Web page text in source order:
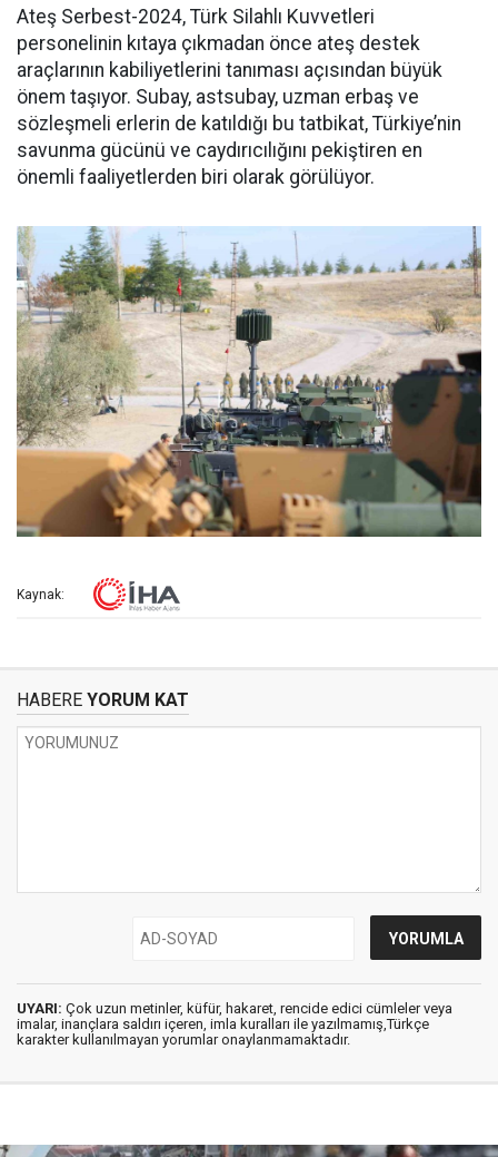
Ateş Serbest-2024, Türk Silahlı Kuvvetleri
personelinin kıtaya çıkmadan önce ateş destek
araçlarının kabiliyetlerini tanıması açısından büyük
önem taşıyor. Subay, astsubay, uzman erbaş ve
sözleşmeli erlerin de katıldığı bu tatbikat, Türkiye’nin
savunma gücünü ve caydırıcılığını pekiştiren en
önemli faaliyetlerden biri olarak görülüyor.
Kaynak:
HABERE YORUM KAT
UYARI: Çok uzun metinler, küfür, hakaret, rencide edici cümleler veya
imalar, inançlara saldırı içeren, imla kuralları ile yazılmamış,Türkçe
karakter kullanılmayan yorumlar onaylanmamaktadır.